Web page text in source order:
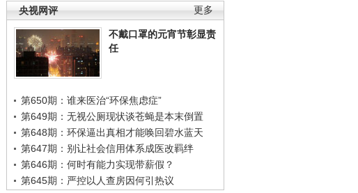
更多
央视网评
不戴口罩的元宵节彰显责
任
第650期：谁来医治“环保焦虑症”
第649期：无视公厕现状谈苍蝇是本末倒置
第648期：环保逼出真相才能唤回碧水蓝天
第647期：别让社会信用体系成医改羁绊
第646期：何时有能力实现带薪假？
第645期：严控以人查房因何引热议